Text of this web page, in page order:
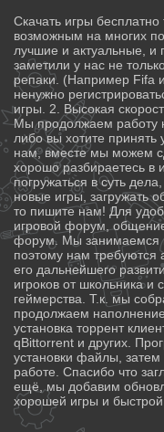
Скачать игры
возможным на многих
лучшие и актуальные, и
заметили у нас не
репаки. (Например Fifa
ненужно
игры. 2. Высокая
Мы продолжаем работу
либо вы хотите принять
нам, вместе мы можем
хорошо разбираетесь в
погружаться в суть
новые игры, загружать
то пишите нам! Для
игровой форум,
форум. Мы занимаемся
поэтому нам требуются
его дальнейшего
игроков от школьника и
геймерства. Т.к. мы
продолжаем
установка торрент
qBittorrent и других.
установки файлы,
работе. Спасибо что
ещё, мы добавим
хорошей игры и быстрой